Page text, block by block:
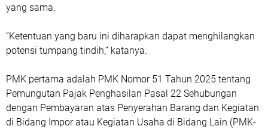
yang sama.
“Ketentuan yang baru ini diharapkan dapat menghilangkan
potensi tumpang tindih,” katanya.
PMK pertama adalah PMK Nomor 51 Tahun 2025 tentang
Pemungutan Pajak Penghasilan Pasal 22 Sehubungan
dengan Pembayaran atas Penyerahan Barang dan Kegiatan
di Bidang Impor atau Kegiatan Usaha di Bidang Lain (PMK-